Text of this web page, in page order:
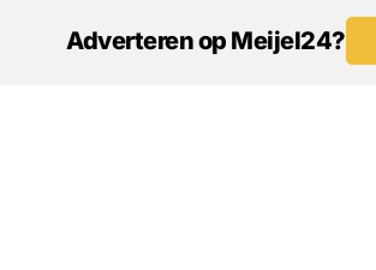
Adverteren op Meijel24?